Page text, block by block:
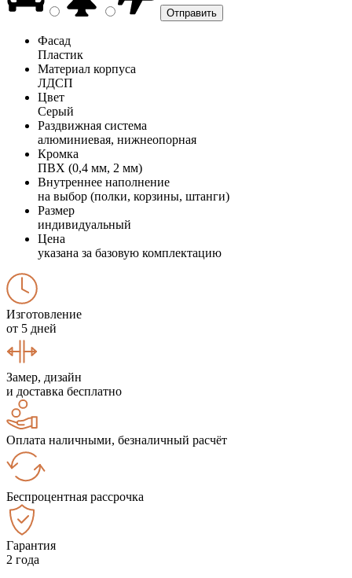
Фасад
Пластик
Материал корпуса
ЛДСП
Цвет
Серый
Раздвижная система
алюминиевая, нижнеопорная
Кромка
ПВХ (0,4 мм, 2 мм)
Внутреннее наполнение
на выбор (полки, корзины, штанги)
Размер
индивидуальный
Цена
указана за базовую комплектацию
Изготовление
от 5 дней
Замер, дизайн
и доставка бесплатно
Оплата наличными, безналичный расчёт
Беспроцентная рассрочка
Гарантия
2 года